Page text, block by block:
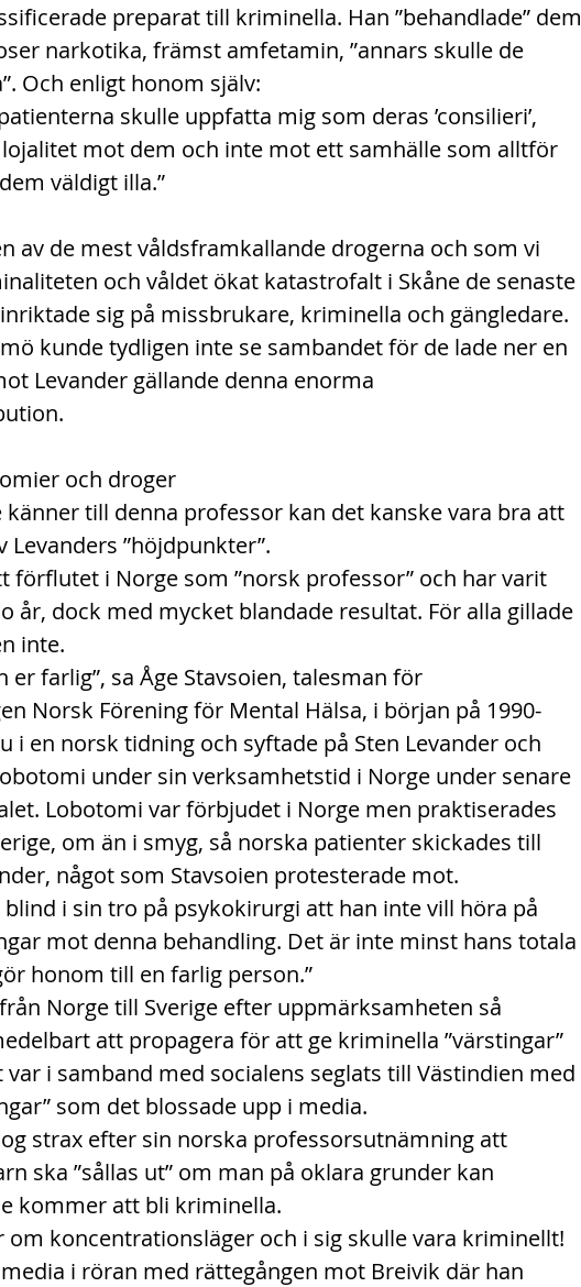
preparat till kriminella. Han ”behandlade” dem
narkotika, främst amfetamin, ”annars skulle de
Och enligt honom själv:
skulle uppfatta mig som deras ’consilieri’,
mot dem och inte mot ett samhälle som alltför
väldigt illa.”
av de mest våldsframkallande drogerna och som vi
och våldet ökat katastrofalt i Skåne de senaste
sig på missbrukare, kriminella och gängledare.
kunde tydligen inte se sambandet för de lade ner en
Levander gällande denna enorma
och droger
känner till denna professor kan det kanske vara bra att
Levanders ”höjdpunkter”.
förflutet i Norge som ”norsk professor” och har varit
år, dock med mycket blandade resultat. För alla gillade
inte.
er farlig”, sa Åge Stavsoien, talesman för
Norsk Förening för Mental Hälsa, i början på 1990-
i en norsk tidning och syftade på Sten Levander och
under sin verksamhetstid i Norge under senare
Lobotomi var förbjudet i Norge men praktiserades
om än i smyg, så norska patienter skickades till
något som Stavsoien protesterade mot.
blind i sin tro på psykokirurgi att han inte vill höra på
mot denna behandling. Det är inte minst hans totala
honom till en farlig person.”
Norge till Sverige efter uppmärksamheten så
att propagera för att ge kriminella ”värstingar”
i samband med socialens seglats till Västindien med
som det blossade upp i media.
strax efter sin norska professorsutnämning att
ska ”sållas ut” om man på oklara grunder kan
kommer att bli kriminella.
om koncentrationsläger och i sig skulle vara kriminellt!
i röran med rättegången mot Breivik där han